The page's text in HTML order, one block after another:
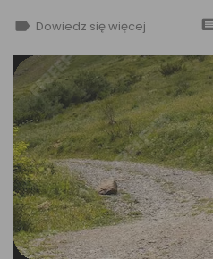
label Dowiedz się więcej